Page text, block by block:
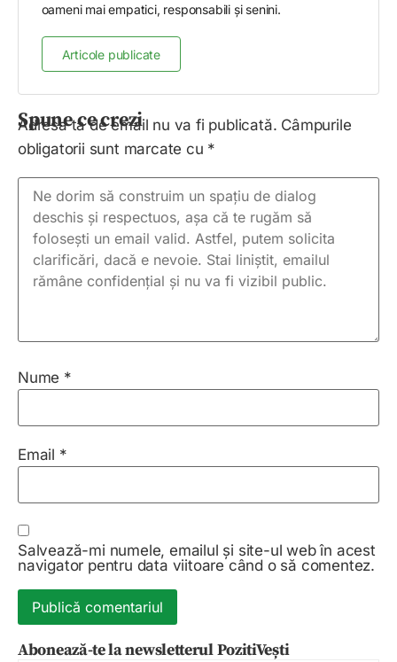
oameni mai empatici, responsabili și senini.
Articole publicate
Spune ce crezi
Adresa ta de email nu va fi publicată. Câmpurile
obligatorii sunt marcate cu *
Nume *
Email *
Salvează-mi numele, emailul și site-ul web în acest
navigator pentru data viitoare când o să comentez.
Abonează-te la newsletterul PozitiVești